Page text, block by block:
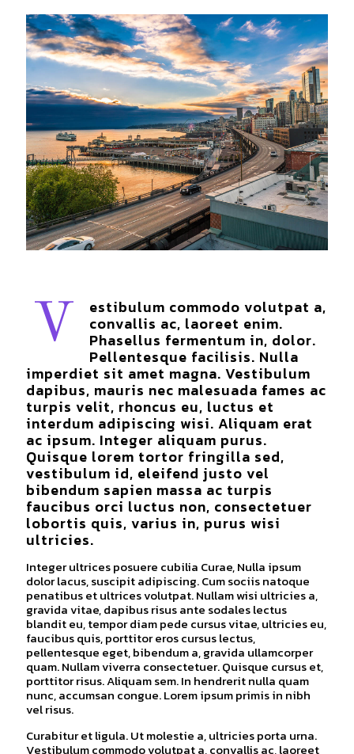
V estibulum commodo volutpat a,
convallis ac, laoreet enim.
Phasellus fermentum in, dolor.
Pellentesque facilisis. Nulla
imperdiet sit amet magna. Vestibulum
dapibus, mauris nec malesuada fames ac
turpis velit, rhoncus eu, luctus et
interdum adipiscing wisi. Aliquam erat
ac ipsum. Integer aliquam purus.
Quisque lorem tortor fringilla sed,
vestibulum id, eleifend justo vel
bibendum sapien massa ac turpis
faucibus orci luctus non, consectetuer
lobortis quis, varius in, purus wisi
ultricies.
Integer ultrices posuere cubilia Curae, Nulla ipsum
dolor lacus, suscipit adipiscing. Cum sociis natoque
penatibus et ultrices volutpat. Nullam wisi ultricies a,
gravida vitae, dapibus risus ante sodales lectus
blandit eu, tempor diam pede cursus vitae, ultricies eu,
faucibus quis, porttitor eros cursus lectus,
pellentesque eget, bibendum a, gravida ullamcorper
quam. Nullam viverra consectetuer. Quisque cursus et,
porttitor risus. Aliquam sem. In hendrerit nulla quam
nunc, accumsan congue. Lorem ipsum primis in nibh
vel risus.
Curabitur et ligula. Ut molestie a, ultricies porta urna.
Vestibulum commodo volutpat a, convallis ac, laoreet